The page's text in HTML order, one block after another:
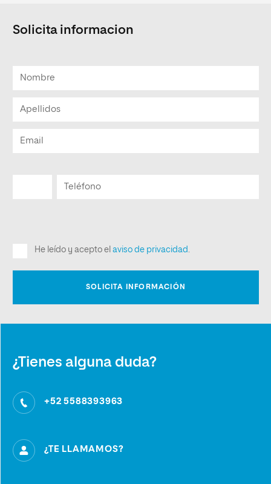
Solicita informacion
¿Tienes alguna duda?
+52 5588393963
¿TE LLAMAMOS?